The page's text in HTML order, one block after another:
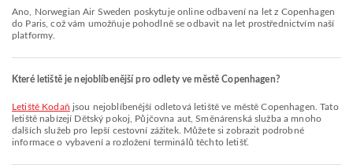
Ano, Norwegian Air Sweden poskytuje online odbavení na let z Copenhagen
do Paris, což vám umožňuje pohodlně se odbavit na let prostřednictvím naší
platformy.
Které letiště je nejoblíbenější pro odlety ve městě Copenhagen?
Letiště Kodaň jsou nejoblíbenější odletová letiště ve městě Copenhagen. Tato
letiště nabízejí Dětský pokoj, Půjčovna aut, Směnárenská služba a mnoho
dalších služeb pro lepší cestovní zážitek. Můžete si zobrazit podrobné
informace o vybavení a rozložení terminálů těchto letišť.